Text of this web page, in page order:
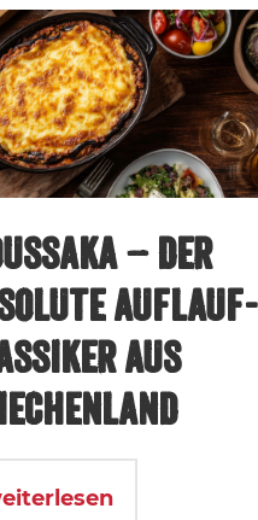
– DER
AUFLAUF-
AUS